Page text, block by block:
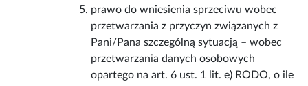
prawo do wniesienia sprzeciwu wobec
przetwarzania z przyczyn związanych z
Pani/Pana szczególną sytuacją – wobec
przetwarzania danych osobowych
opartego na art. 6 ust. 1 lit. e) RODO, o ile